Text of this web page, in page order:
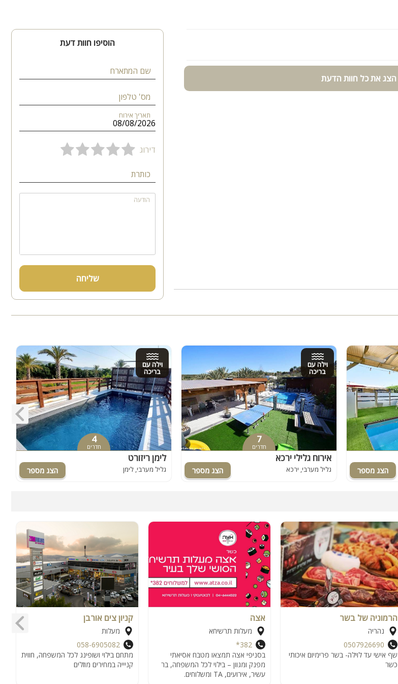
הצג את כל חוות הדעת
הוסיפו חוות דעת
שם המתארח
מס' טלפון
תאריך אירוח
דירוג
כותרת
הודעה
שליחה
וילה עם
בריכה
7
חדרים
אירוח גלילי ירכא
גליל מערבי, ירכא
וילה עם
בריכה
4
חדרים
לימן ריזורט
גליל מערבי, לימן
הרמוניה של בשר
נהריה
0507926690
שף אישי עד לוילה- בשר פרימיום איכותי
כשר
אצה
מעלות תרשיחא
382*
בסניפי אצה תמצאו מטבח אסיאתי
מפנק ומגוון – בילוי לכל המשפחה, בר
עשיר, אירועים, TA ומשלוחים.
קניון צים אורבן
מעלות
058-6905082
מתחם בילוי ושופינג לכל המשפחה, חווית
קניייה במחירים מוזלים